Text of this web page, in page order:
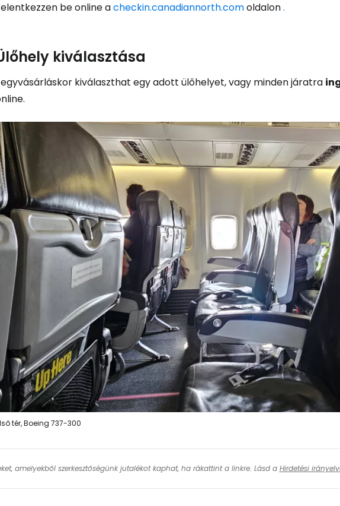
be online acheckin.canadiannorth.comoldalon.
kiválasztása
kiválaszthat egy adott ülőhelyet, vagy minden járatra
tér, Boeing 737-300
amelyekből szerkesztőségünk jutalékot kaphat, ha rákattint a linkre. Lásd a Hirdetési